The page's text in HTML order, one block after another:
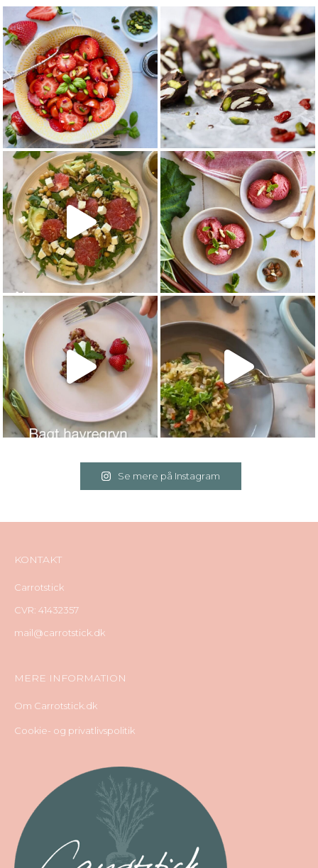
Se mere på Instagram
KONTAKT
Carrotstick
CVR: 41432357
mail@carrotstick.dk
MERE INFORMATION
Om Carrotstick.dk
Cookie- og privatlivspolitik